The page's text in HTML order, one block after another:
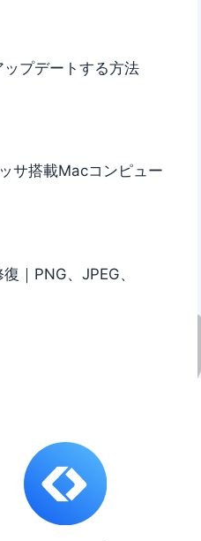
プデートする方法
サ搭載Macコンピュー
｜PNG、JPEG、